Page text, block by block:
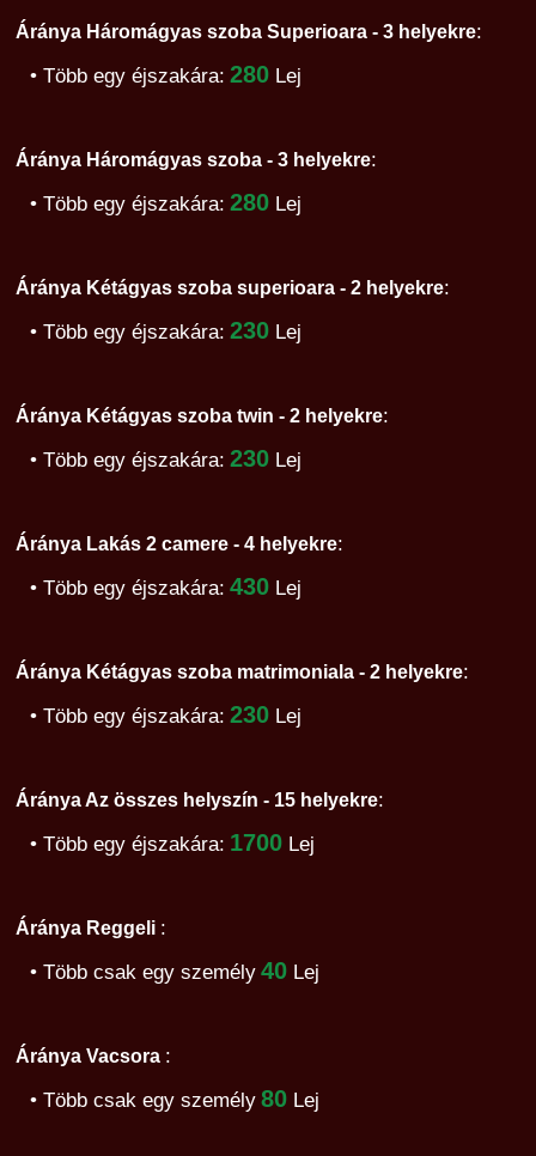
Áránya Háromágyas szoba Superioara - 3 helyekre:
• Több egy éjszakára: 280 Lej
Áránya Háromágyas szoba - 3 helyekre:
• Több egy éjszakára: 280 Lej
Áránya Kétágyas szoba superioara - 2 helyekre:
• Több egy éjszakára: 230 Lej
Áránya Kétágyas szoba twin - 2 helyekre:
• Több egy éjszakára: 230 Lej
Áránya Lakás 2 camere - 4 helyekre:
• Több egy éjszakára: 430 Lej
Áránya Kétágyas szoba matrimoniala - 2 helyekre:
• Több egy éjszakára: 230 Lej
Áránya Az összes helyszín - 15 helyekre:
• Több egy éjszakára: 1700 Lej
Áránya Reggeli :
• Több csak egy személy 40 Lej
Áránya Vacsora :
• Több csak egy személy 80 Lej